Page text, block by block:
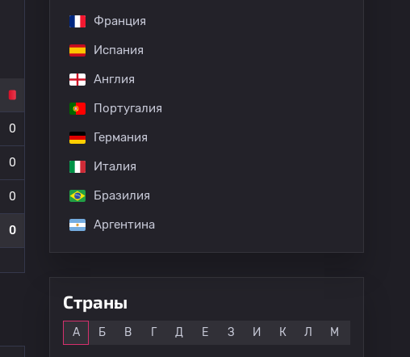
0
0
0
0
Франция
Испания
Англия
Португалия
Германия
Италия
Бразилия
Аргентина
Страны
А Б В Г Д Е З И К Л М